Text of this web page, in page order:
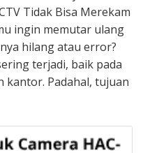
Tidak Bisa Merekam
ingin memutar ulang
hilang atau error?
terjadi, baik pada
kantor. Padahal, tujuan